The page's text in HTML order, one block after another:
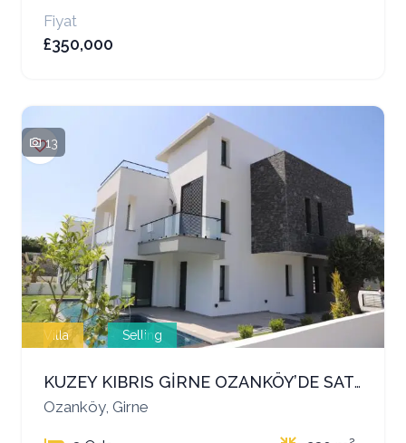
Fiyat
£350,000
13
Villa Selling
KUZEY KIBRIS GİRNE OZANKÖY’DE SATILIK LÜKS VİLLALAR – YATIRIM VE YAŞAM İÇİN EŞSİZ FIRSAT
Ozanköy, Girne